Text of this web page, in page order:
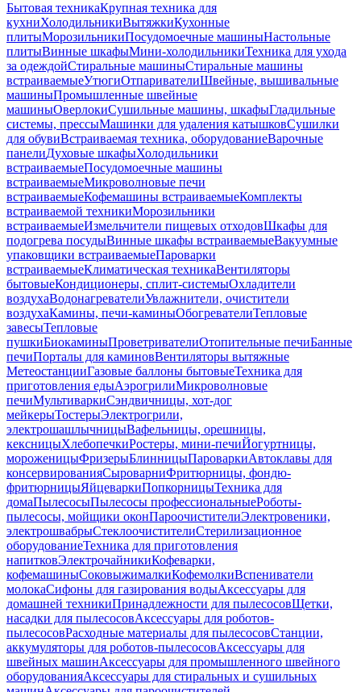
Бытовая техникаКрупная техника для
кухниХолодильникиВытяжкиКухонные
плитыМорозильникиПосудомоечные машиныНастольные
плитыВинные шкафыМини-холодильникиТехника для ухода
за одеждойСтиральные машиныСтиральные машины
встраиваемыеУтюгиОтпаривателиШвейные, вышивальные
машиныПромышленные швейные
машиныОверлокиСушильные машины, шкафыГладильные
системы, прессыМашинки для удаления катышковСушилки
для обувиВстраиваемая техника, оборудованиеВарочные
панелиДуховые шкафыХолодильники
встраиваемыеПосудомоечные машины
встраиваемыеМикроволновые печи
встраиваемыеКофемашины встраиваемыеКомплекты
встраиваемой техникиМорозильники
встраиваемыеИзмельчители пищевых отходовШкафы для
подогрева посудыВинные шкафы встраиваемыеВакуумные
упаковщики встраиваемыеПароварки
встраиваемыеКлиматическая техникаВентиляторы
бытовыеКондиционеры, сплит-системыОхладители
воздухаВодонагревателиУвлажнители, очистители
воздухаКамины, печи-каминыОбогревателиТепловые
завесыТепловые
пушкиБиокаминыПроветривателиОтопительные печиБанные
печиПорталы для каминовВентиляторы вытяжные
МетеостанцииГазовые баллоны бытовыеТехника для
приготовления едыАэрогрилиМикроволновые
печиМультиваркиСэндвичницы, хот-дог
мейкерыТостерыЭлектрогрили,
электрошашлычницыВафельницы, орешницы,
кексницыХлебопечкиРостеры, мини-печиЙогуртницы,
мороженицыФризерыБлинницыПароваркиАвтоклавы для
консервированияСыроварниФритюрницы, фондю-
фритюрницыЯйцеваркиПопкорницыТехника для
домаПылесосыПылесосы профессиональныеРоботы-
пылесосы, мойщики оконПароочистителиЭлектровеники,
электрошвабрыСтеклоочистителиСтерилизационное
оборудованиеТехника для приготовления
напитковЭлектрочайникиКофеварки,
кофемашиныСоковыжималкиКофемолкиВспениватели
молокаСифоны для газирования водыАксессуары для
домашней техникиПринадлежности для пылесосовЩетки,
насадки для пылесосовАксессуары для роботов-
пылесосовРасходные материалы для пылесосовСтанции,
аккумуляторы для роботов-пылесосовАксессуары для
швейных машинАксессуары для промышленного швейного
оборудованияАксессуары для стиральных и сушильных